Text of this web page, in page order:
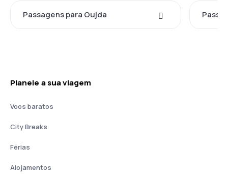
Passagens para Oujda
Planeie a sua viagem
Voos baratos
City Breaks
Férias
Alojamentos